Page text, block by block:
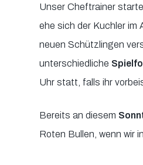
Unser Cheftrainer
ehe sich der Kuchler im
neuen Schützlingen
unterschiedliche
Uhr statt, falls ihr
Bereits an diesem
Roten Bullen, wenn wir